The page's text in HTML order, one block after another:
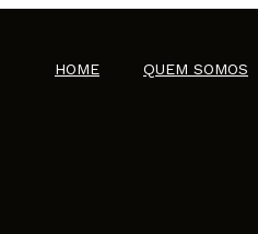
HOME QUEM SOMOS